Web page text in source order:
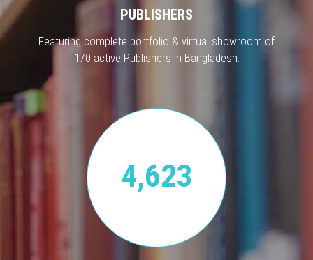
PUBLISHERS
Featuring complete portfolio & virtual showroom of
170 active Publishers in Bangladesh.
4,623